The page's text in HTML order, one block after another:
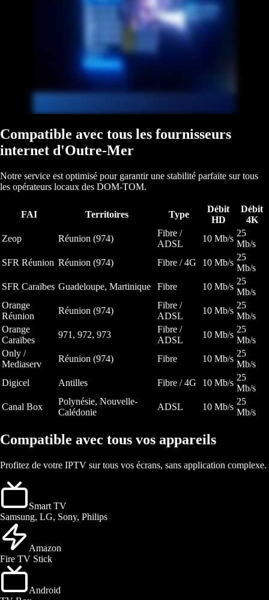
Compatible avec tous les fournisseurs
internet d'Outre-Mer
Notre service est optimisé pour garantir une stabilité parfaite sur tous
les opérateurs locaux des DOM-TOM.
FAI Territoires Type
Débit
HD
Débit
4K
Zeop
Réunion (974)
Fibre /
ADSL
10 Mb/s
25
Mb/s
SFR Réunion Réunion (974) Fibre / 4G 10 Mb/s
25
Mb/s
SFR Caraïbes Guadeloupe, Martinique Fibre 10 Mb/s
25
Mb/s
Orange
Réunion
Réunion (974)
Fibre /
ADSL
10 Mb/s
25
Mb/s
Orange
Caraïbes
971, 972, 973
Fibre /
ADSL
10 Mb/s
25
Mb/s
Only /
Mediaserv
Réunion (974) Fibre 10 Mb/s
25
Mb/s
Digicel
Antilles Fibre / 4G 10 Mb/s
25
Mb/s
Canal Box
Polynésie, Nouvelle-
Calédonie
ADSL 10 Mb/s
25
Mb/s
Compatible avec tous vos appareils
Profitez de votre IPTV sur tous vos écrans, sans application complexe.
Smart TV
Samsung, LG, Sony, Philips
Amazon
Fire TV Stick
Android